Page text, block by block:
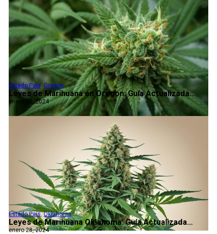
Leyes de Marihuana en Oregon: Guía Actualizada...
Estado Pais ,Oregón
enero 28, 2024
Leyes de Marihuana Oklahoma: Guía Actualizada...
Estado Pais,Oklahoma
enero 28, 2024